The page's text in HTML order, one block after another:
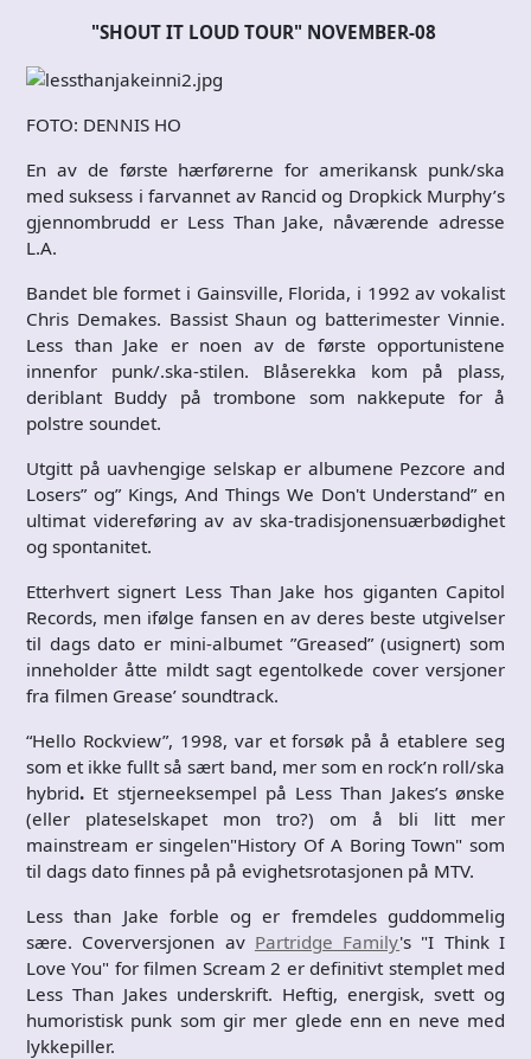
"SHOUT IT LOUD TOUR" NOVEMBER-08
FOTO: DENNIS HO
En av de første hærførerne for amerikansk punk/ska
med suksess i farvannet av Rancid og Dropkick Murphy’s
gjennombrudd er Less Than Jake, nåværende adresse
L.A.
Bandet ble formet i Gainsville, Florida, i 1992 av vokalist
Chris Demakes. Bassist Shaun og batterimester Vinnie.
Less than Jake er noen av de første opportunistene
innenfor punk/.ska-stilen. Blåserekka kom på plass,
deriblant Buddy på trombone som nakkepute for å
polstre soundet.
Utgitt på uavhengige selskap er albumene Pezcore and
Losers” og” Kings, And Things We Don't Understand” en
ultimat videreføring av av ska-tradisjonensuærbødighet
og spontanitet.
Etterhvert signert Less Than Jake hos giganten Capitol
Records, men ifølge fansen en av deres beste utgivelser
til dags dato er mini-albumet ”Greased” (usignert) som
inneholder åtte mildt sagt egentolkede cover versjoner
fra filmen Grease’ soundtrack.
“Hello Rockview”, 1998, var et forsøk på å etablere seg
som et ikke fullt så sært band, mer som en rock’n roll/ska
hybrid. Et stjerneeksempel på Less Than Jakes’s ønske
(eller plateselskapet mon tro?) om å bli litt mer
mainstream er singelen"History Of A Boring Town" som
til dags dato finnes på på evighetsrotasjonen på MTV.
Less than Jake forble og er fremdeles guddommelig
sære. Coverversjonen av Partridge Family's "I Think I
Love You" for filmen Scream 2 er definitivt stemplet med
Less Than Jakes underskrift. Heftig, energisk, svett og
humoristisk punk som gir mer glede enn en neve med
lykkepiller.